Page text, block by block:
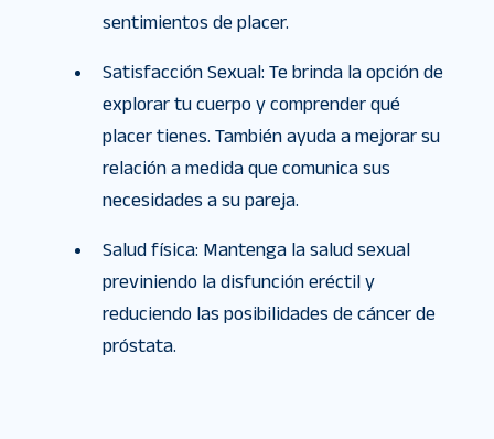
sentimientos de placer.
Satisfacción Sexual: Te brinda la opción de
explorar tu cuerpo y comprender qué
placer tienes. También ayuda a mejorar su
relación a medida que comunica sus
necesidades a su pareja.
Salud física: Mantenga la salud sexual
previniendo la disfunción eréctil y
reduciendo las posibilidades de cáncer de
próstata.